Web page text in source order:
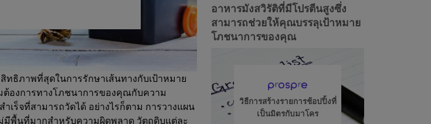
ทธิภาพที่สุดในการรักษาเส้นทางกับเป้าหมาย
องการทางโภชนาการของคุณกับความ
ร็จที่สามารถวัดได้ อย่างไรก็ตาม การวางแผน
พื้นที่มากสำหรับความผิดพลาด วัตถุดิบแต่ละ
อาหารมังสวิรัติที่มีโปรตีนสูงซึ่ง
สามารถช่วยให้คุณบรรลุเป้าหมาย
โภชนาการของคุณ
วิธีการสร้างรายการช้อปปิ้งที่
เป็นมิตรกับมาโคร